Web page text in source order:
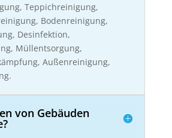
Teppichreinigung,
Bodenreinigung,
Desinfektion,
Müllentsorgung,
Außenreinigung,
von Gebäuden